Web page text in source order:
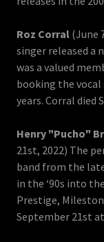
Roz Corral (June
singer released a
was a valued
booking the vocal
years. Corral died
Henry "Pucho"
21st, 2022) The
band from the
in the ‘90s into
Prestige,
September 21st